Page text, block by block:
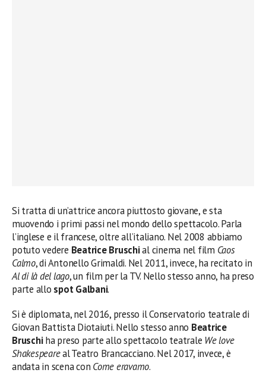
Si tratta di un’attrice ancora piuttosto giovane, e sta
muovendo i primi passi nel mondo dello spettacolo. Parla
l’inglese e il francese, oltre all’italiano. Nel 2008 abbiamo
potuto vedere Beatrice Bruschial cinema nel film Caos
Calmo, di Antonello Grimaldi. Nel 2011, invece, ha recitato in
Al di là del lago, un film per la TV. Nello stesso anno, ha preso
parte allo spot Galbani.
Si è diplomata, nel 2016, presso il Conservatorio teatrale di
Giovan Battista Diotaiuti. Nello stesso anno Beatrice
Bruschiha preso parte allo spettacolo teatrale We love
Shakespeareal Teatro Brancacciano. Nel 2017, invece, è
andata in scena con Come eravamo.